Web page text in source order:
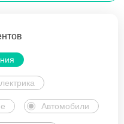
Автомобили